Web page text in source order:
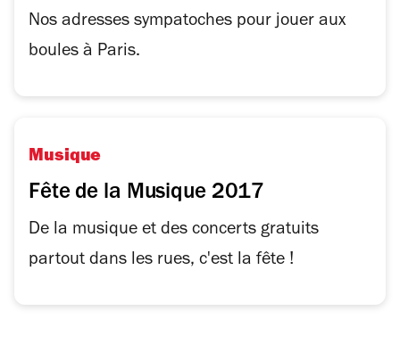
Nos adresses sympatoches pour jouer aux
boules à Paris.
Musique
Fête de la Musique 2017
De la musique et des concerts gratuits
partout dans les rues, c'est la fête !